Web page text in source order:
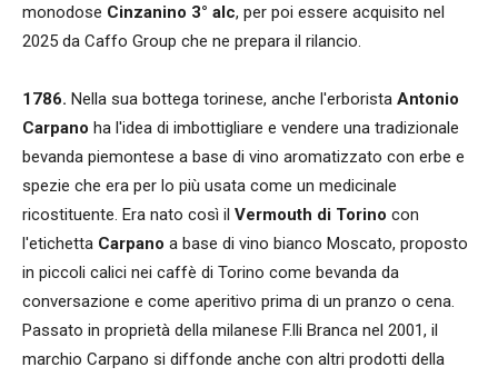
monodose Cinzanino 3° alc, per poi essere acquisito nel
2025 da Caffo Group che ne prepara il rilancio.
1786. Nella sua bottega torinese, anche l'erborista Antonio
Carpano ha l'idea di imbottigliare e vendere una tradizionale
bevanda piemontese a base di vino aromatizzato con erbe e
spezie che era per lo più usata come un medicinale
ricostituente. Era nato così il Vermouth di Torino con
l'etichetta Carpano a base di vino bianco Moscato, proposto
in piccoli calici nei caffè di Torino come bevanda da
conversazione e come aperitivo prima di un pranzo o cena.
Passato in proprietà della milanese F.lli Branca nel 2001, il
marchio Carpano si diffonde anche con altri prodotti della